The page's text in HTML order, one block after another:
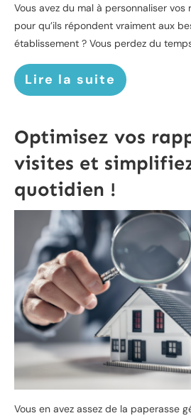
Vous avez du mal à personnaliser vos
pour qu’ils répondent vraiment aux
établissement ? Vous perdez du
Lire la suite
Optimisez vos
visites et
quotidien !
Vous en avez assez de la paperasse